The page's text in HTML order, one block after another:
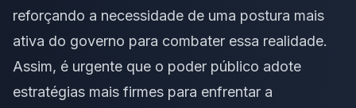
reforçando a necessidade de uma postura mais
ativa do governo para combater essa realidade.
Assim, é urgente que o poder público adote
estratégias mais firmes para enfrentar a